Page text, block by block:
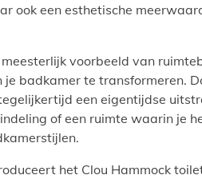
ook een esthetische
meesterlijk voorbeeld van
badkamer te transformeren.
een eigentijdse
of een ruimte waarin je
het Clou Hammock